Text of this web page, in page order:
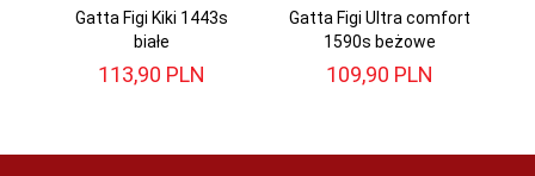
Gatta Figi Kiki 1443s
białe
113,90 PLN
Gatta Figi Ultra comfort
1590s beżowe
109,90 PLN